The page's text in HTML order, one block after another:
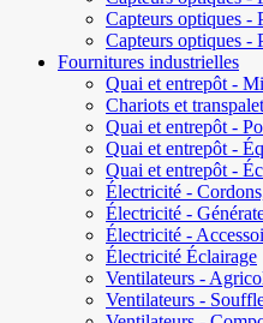
Capteurs optiques
Capteurs optiques -
Fournitures industrielles
Quai et entrepôt -
Chariots et
Quai et entrepôt -
Quai et entrepôt -
Quai et entrepôt -
Électricité -
Électricité -
Électricité -
Électricité Éclairage
Ventilateurs -
Ventilateurs -